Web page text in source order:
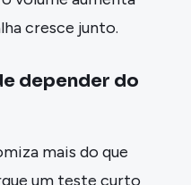
cresce junto.
depender do
mais do que
um teste curto